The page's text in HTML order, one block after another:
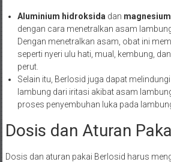
Aluminium hidroksida dan
dengan cara menetralkan asam
Dengan menetralkan asam, obat ini
seperti nyeri ulu hati, mual, kembung,
perut.
Selain itu, Berlosid juga dapat
lambung dari iritasi akibat asam
proses penyembuhan luka pada
Dosis dan Aturan
Dosis dan aturan pakai Berlosid harus